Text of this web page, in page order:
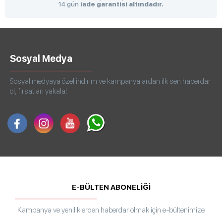
14 gün iade garantisi altındadır.
Sosyal Medya
Sosyal medyaya özel indirim ve kampanyalardan ilk sen haberdar
ol, fırsatları yakala!
E-BÜLTEN ABONELİĞİ
Kampanya ve yeniliklerden haberdar olmak için e-bültenimize